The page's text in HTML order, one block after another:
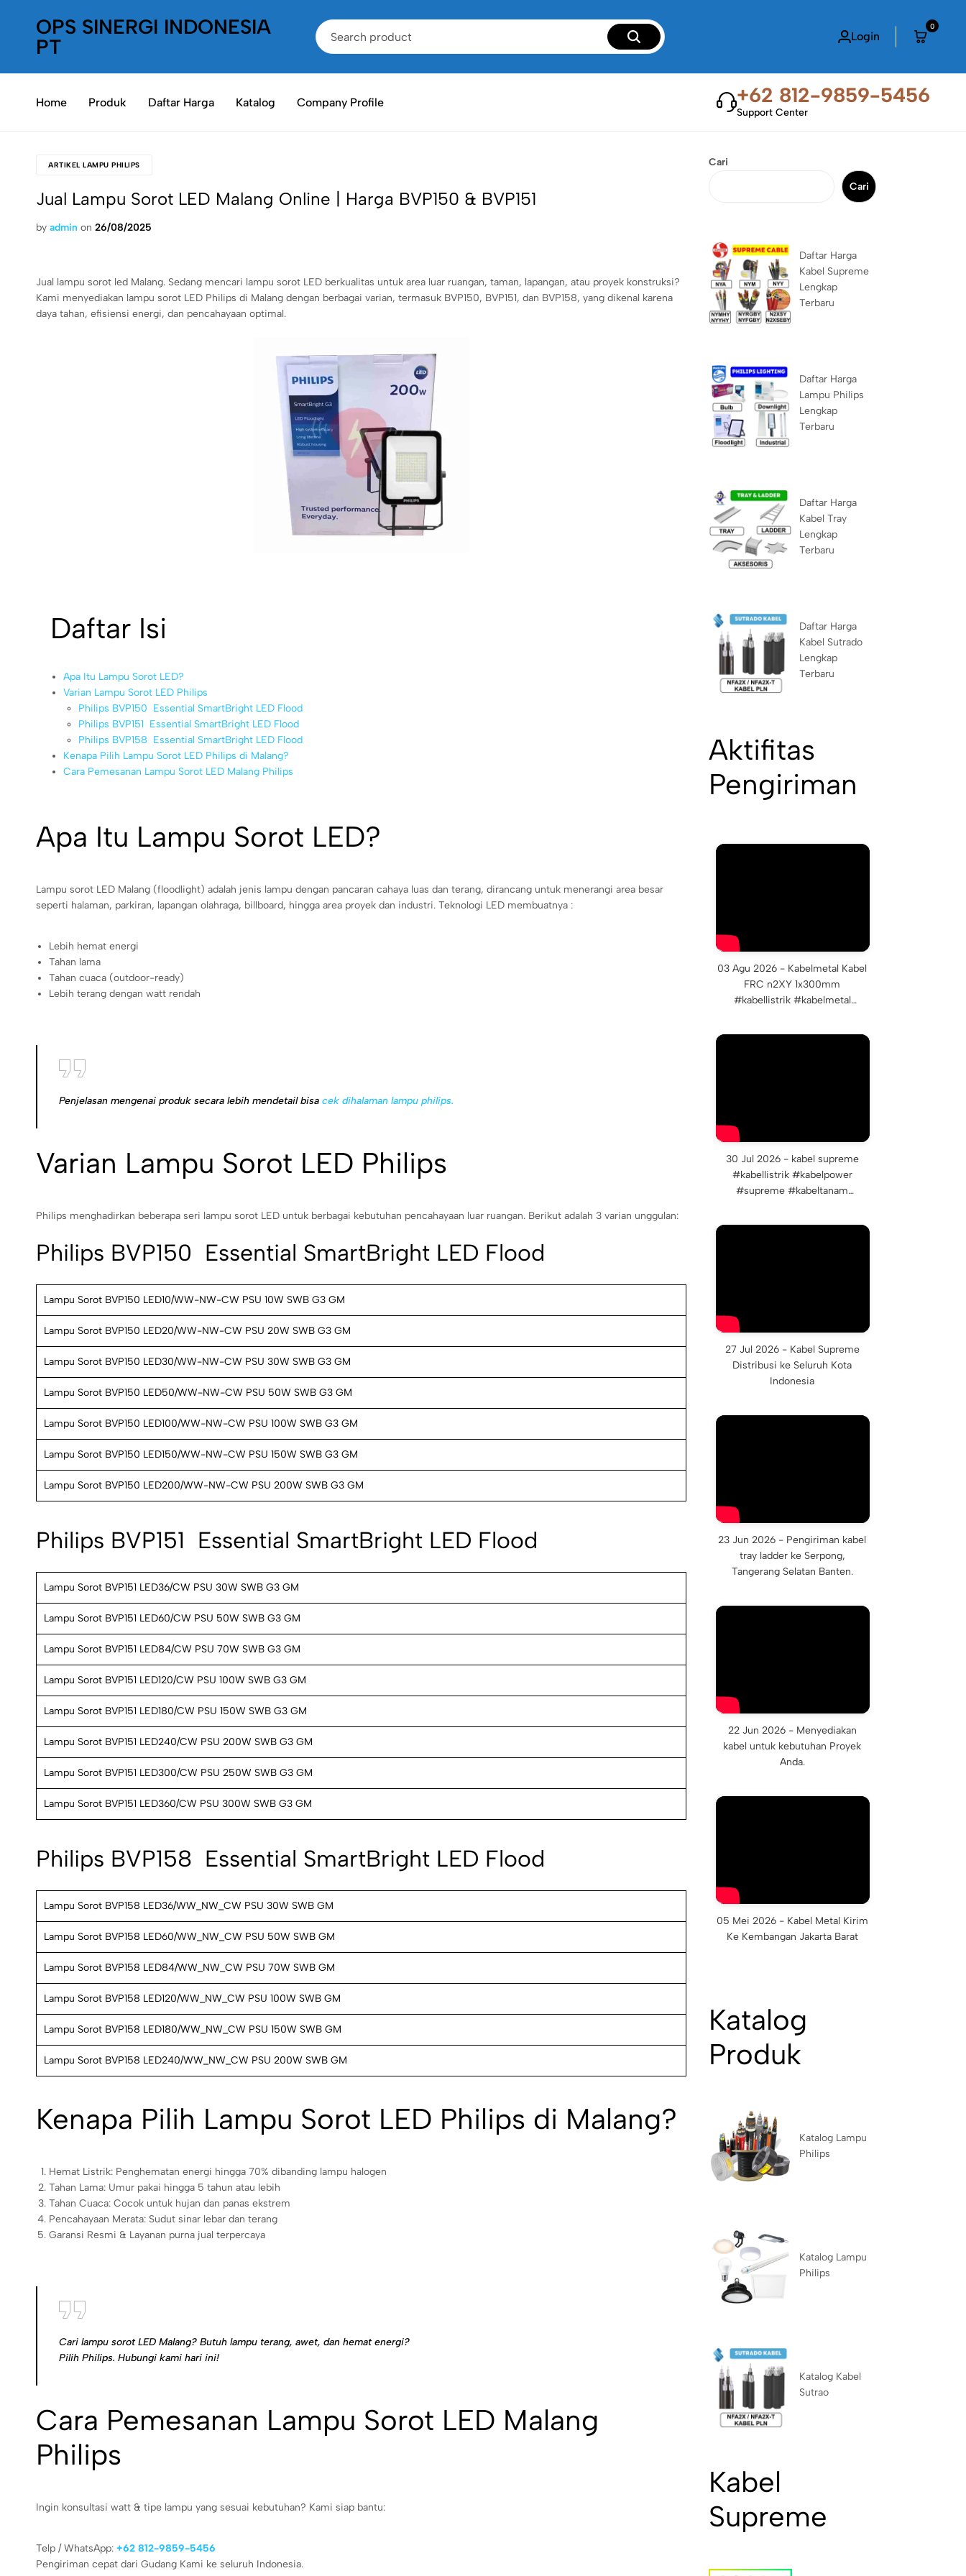
OPS SINERGI INDONESIA
PT
SInergi
Login
0
Home Produk Daftar Harga Katalog Company Profile +62 812-9859-5456
Support Center
ARTIKEL LAMPU PHILIPS
Jual Lampu Sorot LED Malang Online | Harga BVP150 & BVP151
by admin on 26/08/2025
Jual lampu sorot led Malang. Sedang mencari lampu sorot LED berkualitas untuk area luar ruangan, taman, lapangan, atau proyek konstruksi?
Kami menyediakan lampu sorot LED Philips di Malang dengan berbagai varian, termasuk BVP150, BVP151, dan BVP158, yang dikenal karena
daya tahan, efisiensi energi, dan pencahayaan optimal.
Daftar Isi
Apa Itu Lampu Sorot LED?
Varian Lampu Sorot LED Philips
Philips BVP150  Essential SmartBright LED Flood
Philips BVP151  Essential SmartBright LED Flood
Philips BVP158  Essential SmartBright LED Flood
Kenapa Pilih Lampu Sorot LED Philips di Malang?
Cara Pemesanan Lampu Sorot LED Malang Philips
Apa Itu Lampu Sorot LED?
Lampu sorot LED Malang (floodlight) adalah jenis lampu dengan pancaran cahaya luas dan terang, dirancang untuk menerangi area besar
seperti halaman, parkiran, lapangan olahraga, billboard, hingga area proyek dan industri. Teknologi LED membuatnya :
Lebih hemat energi
Tahan lama
Tahan cuaca (outdoor-ready)
Lebih terang dengan watt rendah
Penjelasan mengenai produk secara lebih mendetail bisa cek dihalaman lampu philips.
Varian Lampu Sorot LED Philips
Philips menghadirkan beberapa seri lampu sorot LED untuk berbagai kebutuhan pencahayaan luar ruangan. Berikut adalah 3 varian unggulan:
Philips BVP150  Essential SmartBright LED Flood
Lampu Sorot BVP150 LED10/WW-NW-CW PSU 10W SWB G3 GM
Lampu Sorot BVP150 LED20/WW-NW-CW PSU 20W SWB G3 GM
Lampu Sorot BVP150 LED30/WW-NW-CW PSU 30W SWB G3 GM
Lampu Sorot BVP150 LED50/WW-NW-CW PSU 50W SWB G3 GM
Lampu Sorot BVP150 LED100/WW-NW-CW PSU 100W SWB G3 GM
Lampu Sorot BVP150 LED150/WW-NW-CW PSU 150W SWB G3 GM
Lampu Sorot BVP150 LED200/WW-NW-CW PSU 200W SWB G3 GM
Philips BVP151  Essential SmartBright LED Flood
Lampu Sorot BVP151 LED36/CW PSU 30W SWB G3 GM
Lampu Sorot BVP151 LED60/CW PSU 50W SWB G3 GM
Lampu Sorot BVP151 LED84/CW PSU 70W SWB G3 GM
Lampu Sorot BVP151 LED120/CW PSU 100W SWB G3 GM
Lampu Sorot BVP151 LED180/CW PSU 150W SWB G3 GM
Lampu Sorot BVP151 LED240/CW PSU 200W SWB G3 GM
Lampu Sorot BVP151 LED300/CW PSU 250W SWB G3 GM
Lampu Sorot BVP151 LED360/CW PSU 300W SWB G3 GM
Philips BVP158  Essential SmartBright LED Flood
Lampu Sorot BVP158 LED36/WW_NW_CW PSU 30W SWB GM
Lampu Sorot BVP158 LED60/WW_NW_CW PSU 50W SWB GM
Lampu Sorot BVP158 LED84/WW_NW_CW PSU 70W SWB GM
Lampu Sorot BVP158 LED120/WW_NW_CW PSU 100W SWB GM
Lampu Sorot BVP158 LED180/WW_NW_CW PSU 150W SWB GM
Lampu Sorot BVP158 LED240/WW_NW_CW PSU 200W SWB GM
Kenapa Pilih Lampu Sorot LED Philips di Malang?
Hemat Listrik: Penghematan energi hingga 70% dibanding lampu halogen
Tahan Lama: Umur pakai hingga 5 tahun atau lebih
Tahan Cuaca: Cocok untuk hujan dan panas ekstrem
Pencahayaan Merata: Sudut sinar lebar dan terang
Garansi Resmi & Layanan purna jual terpercaya
Cari lampu sorot LED Malang? Butuh lampu terang, awet, dan hemat energi?
Pilih Philips. Hubungi kami hari ini!
Cara Pemesanan Lampu Sorot LED Malang
Philips
Ingin konsultasi watt & tipe lampu yang sesuai kebutuhan? Kami siap bantu:
Telp / WhatsApp: +62 812-9859-5456
Pengiriman cepat dari Gudang Kami ke seluruh Indonesia.
Cari
Cari
Daftar Harga
Kabel Supreme
Lengkap
Terbaru
Daftar Harga
Lampu Philips
Lengkap
Terbaru
Daftar Harga
Kabel Tray
Lengkap
Terbaru
Daftar Harga
Kabel Sutrado
Lengkap
Terbaru
Aktifitas
Pengiriman
03 Agu 2026 - Kabelmetal Kabel
FRC n2XY 1x300mm
#kabellistrik #kabelmetal
30 Jul 2026 - kabel supreme
#kabellistrik #kabelpower
#supreme #kabeltanam
#kabelnya
27 Jul 2026 - Kabel Supreme
Distribusi ke Seluruh Kota
Indonesia
23 Jun 2026 - Pengiriman kabel
tray ladder ke Serpong,
Tangerang Selatan Banten.
22 Jun 2026 - Menyediakan
kabel untuk kebutuhan Proyek
Anda.
05 Mei 2026 - Kabel Metal Kirim
Ke Kembangan Jakarta Barat
Katalog
Produk
Katalog Lampu
Philips
Katalog Lampu
Philips
Katalog Kabel
Sutrao
Kabel
Supreme